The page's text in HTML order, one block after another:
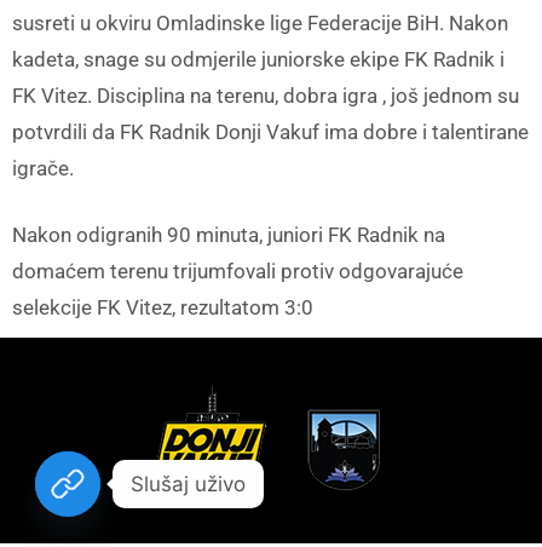
susreti u okviru Omladinske lige Federacije BiH. Nakon
kadeta, snage su odmjerile juniorske ekipe FK Radnik i
FK Vitez. Disciplina na terenu, dobra igra , još jednom su
potvrdili da FK Radnik Donji Vakuf ima dobre i talentirane
igrače.
Nakon odigranih 90 minuta, juniori FK Radnik na
domaćem terenu trijumfovali protiv odgovarajuće
selekcije FK Vitez, rezultatom 3:0
Slušaj uživo